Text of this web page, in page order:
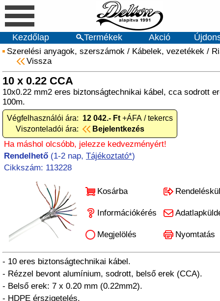
Kezdőlap Termékek Akció
Szerelési anyagok, szerszámok / Kábelek, vezetékek /
Vissza
10 x 0.22 CCA
10x0.22 mm2 eres biztonságtechnikai kábel, cca sodrott
100m.
Végfelhasználói ára: 12 042.- Ft +ÁFA / tekercs
Viszonteladói ára:
Bejelentkezés
Ha máshol olcsóbb, jelezze kedvezményért!
Rendelhető (1-2 nap, Tájékoztató*)
Cikkszám: 113228
Kosárba
Információkérés
Megjelölés Nyomtatás
- 10 eres biztonságtechnikai kábel.
- Rézzel bevont alumínium, sodrott, belső erek (CCA).
- Belső erek: 7 x 0.20 mm (0.22mm2).
- HDPE érszigetelés.